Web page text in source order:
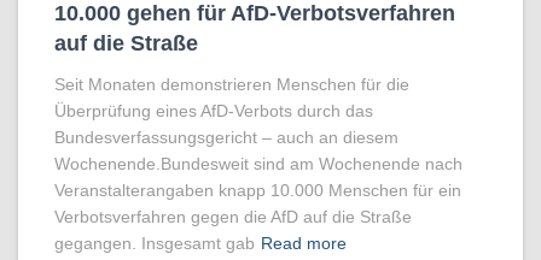
10.000 gehen für AfD-Verbotsverfahren
auf die Straße
Seit Monaten demonstrieren Menschen für die
Überprüfung eines AfD-Verbots durch das
Bundesverfassungsgericht – auch an diesem
Wochenende.Bundesweit sind am Wochenende nach
Veranstalterangaben knapp 10.000 Menschen für ein
Verbotsverfahren gegen die AfD auf die Straße
gegangen. Insgesamt gab Read more